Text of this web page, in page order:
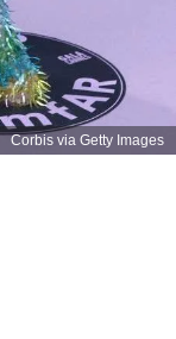
Corbis via Getty Images